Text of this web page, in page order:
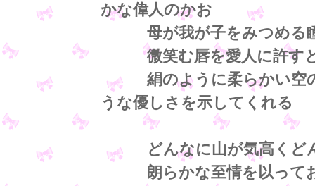
かな偉人のかお
母が我が子をみつめる
微笑む唇を愛人に許すと
絹のように柔らかい空の
うな優しさを示してくれる
どんなに山が気高くどん
朗らかな至情を以ってお